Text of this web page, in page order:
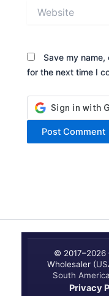
Save my
for the next time I
© 2017–2026
Wholesaler
South
Privacy